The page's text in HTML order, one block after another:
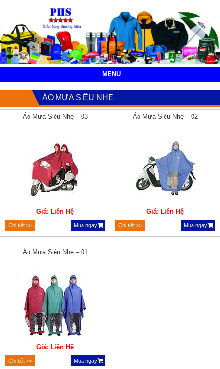
MENU
ÁO MƯA SIÊU NHẸ
Áo Mưa Siêu Nhẹ – 03
Giá: Liên Hệ
Chi tiết >> Mua ngay
Áo Mưa Siêu Nhẹ – 02
Giá: Liên Hệ
Chi tiết >> Mua ngay
Áo Mưa Siêu Nhẹ – 01
Giá: Liên Hệ
Chi tiết >> Mua ngay